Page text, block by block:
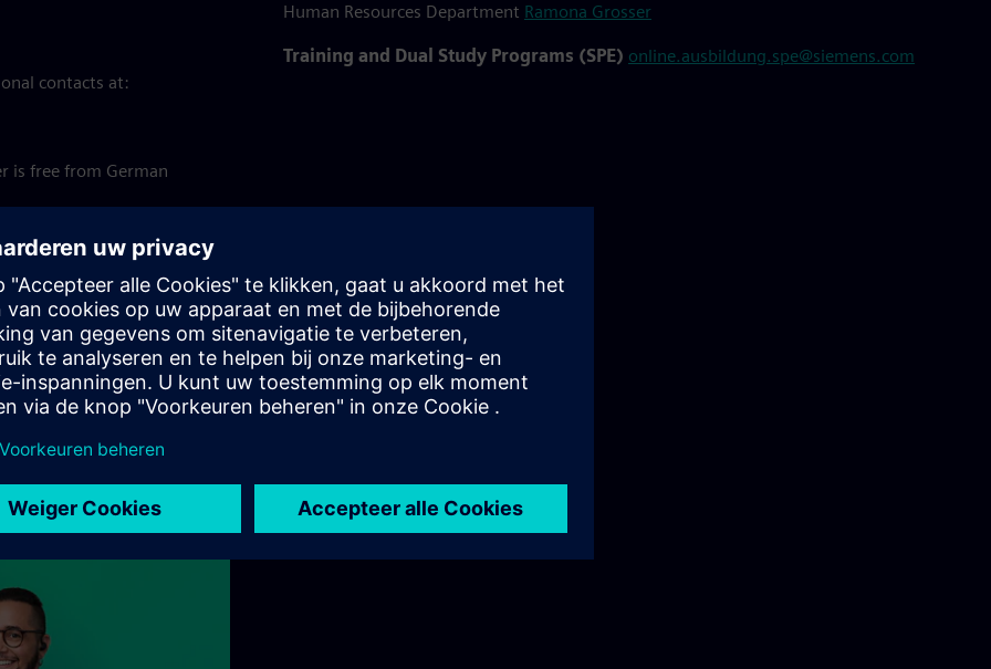
contacts at:
is free from German
Human Resources Department Ramona Grosser
Training and Dual Study Programs (SPE) online.ausbildung.spe@siemens.com
en carrières bij Siemens